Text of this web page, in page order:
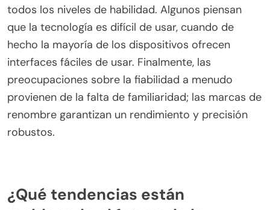
Los conceptos erróneos comunes sobre la
tecnología de ciclismo inteligente incluyen la
creencia de que es solo para ciclistas
competitivos, que es demasiado complicada y que
carece de fiabilidad. Muchos asumen que estos
gadgets son demasiado avanzados para los
ciclistas ocasionales, pero están diseñados para
todos los niveles de habilidad. Algunos piensan
interfaces fáciles de usar. Finalmente, las
preocupaciones sobre la fiabilidad a menudo